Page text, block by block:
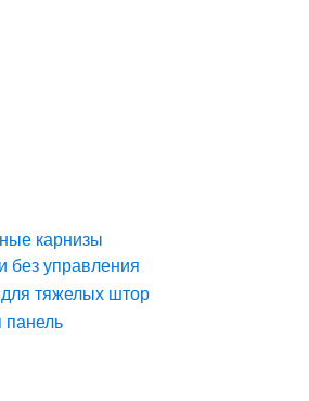
без управления
тяжелых штор
панель